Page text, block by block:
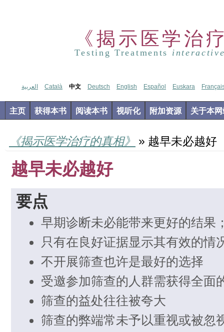
《揭示医学治
Testing Treatments
العربية Català 中文 Deutsch English Español Euskara
主页 获得本书 阅读本书 视听化 附加资源 关于本网
《揭示医学治疗的真相》 » 越早未必越好
越早未必越好
要点
早期诊断未必能带来更好的结果
只有在良好证据显示其有效的情
不开展筛查也许是最好的选择
受邀参加筛查的人群需获得全面
筛查的益处往往被夸大
筛查的弊端常未予以重视或被忽